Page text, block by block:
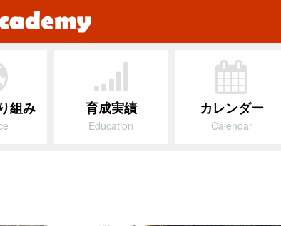
組み 育成実績
Education
カレンダー
Calendar